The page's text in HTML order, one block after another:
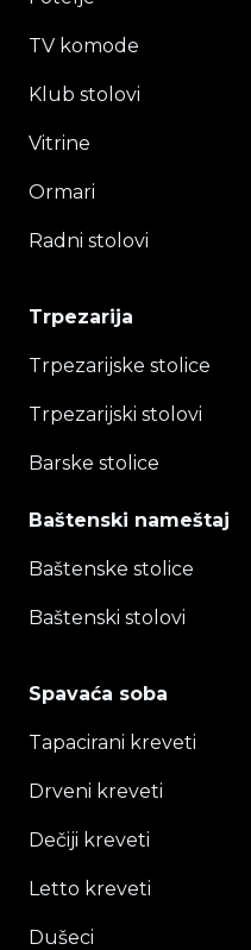
TV komode
Klub stolovi
Vitrine
Ormari
Radni stolovi
Trpezarija
Trpezarijske stolice
Trpezarijski stolovi
Barske stolice
Baštenski nameštaj
Baštenske stolice
Baštenski stolovi
Spavaća soba
Tapacirani kreveti
Drveni kreveti
Dečiji kreveti
Letto kreveti
Dušeci